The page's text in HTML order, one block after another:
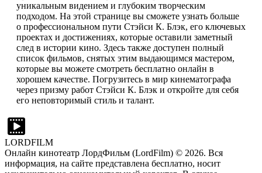
уникальным видением и глубоким творческим
подходом. На этой странице вы сможете узнать больше
о профессиональном пути Стэйси К. Блэк, его ключевых
проектах и достижениях, которые оставили заметный
след в истории кино. Здесь также доступен полный
список фильмов, снятых этим выдающимся мастером,
которые вы можете смотреть бесплатно онлайн в
хорошем качестве. Погрузитесь в мир кинематографа
через призму работ Стэйси К. Блэк и откройте для себя
его неповторимый стиль и талант.
LORDFILM
Онлайн кинотеатр ЛордФильм (LordFilm) © 2026. Вся
информация, на сайте представлена бесплатно, носит